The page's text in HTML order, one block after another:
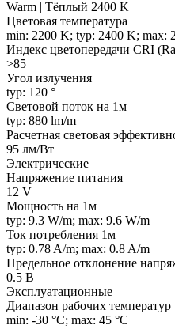
Warm | Тёплый 2400 K
Цветовая температура
min: 2200 K; typ: 2400 K; max:
Индекс цветопередачи CRI
>85
Угол излучения
typ: 120 °
Световой поток на 1м
typ: 880 lm/m
Расчетная световая
95 лм/Вт
Электрические
Напряжение питания
12 V
Мощность на 1м
typ: 9.3 W/m; max: 9.6 W/m
Ток потребления 1м
typ: 0.78 A/m; max: 0.8 A/m
Предельное отклонение
0.5 В
Эксплуатационные
Диапазон рабочих температур
min: -30 °C; max: 45 °C